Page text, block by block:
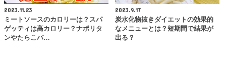
2023.11.23
ミートソースのカロリーは？スパ
ゲッティは高カロリー？ナポリタ
ンやたらこパ…
2023.9.17
炭水化物抜きダイエットの効果的
なメニューとは？短期間で結果が
出る？